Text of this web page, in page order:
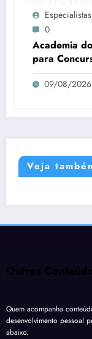
0
Academia
para
09/08/2026
Veja
Outros
Quem acompanha
desenvolvimento pessoal
abaixo.